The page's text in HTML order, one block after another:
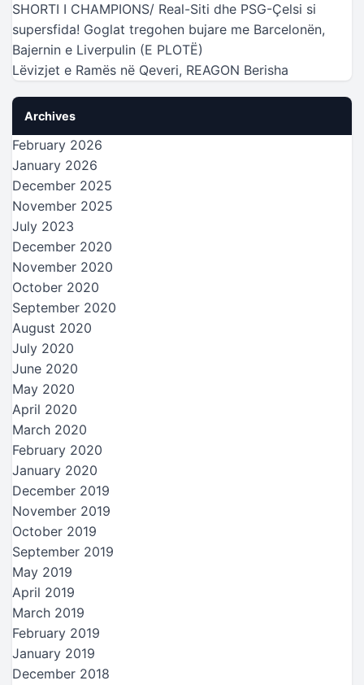
SHORTI I CHAMPIONS/ Real-Siti dhe PSG-Çelsi si
supersfida! Goglat tregohen bujare me Barcelonën,
Bajernin e Liverpulin (E PLOTË)
Lëvizjet e Ramës në Qeveri, REAGON Berisha
Archives
February 2026
January 2026
December 2025
November 2025
July 2023
December 2020
November 2020
October 2020
September 2020
August 2020
July 2020
June 2020
May 2020
April 2020
March 2020
February 2020
January 2020
December 2019
November 2019
October 2019
September 2019
May 2019
April 2019
March 2019
February 2019
January 2019
December 2018